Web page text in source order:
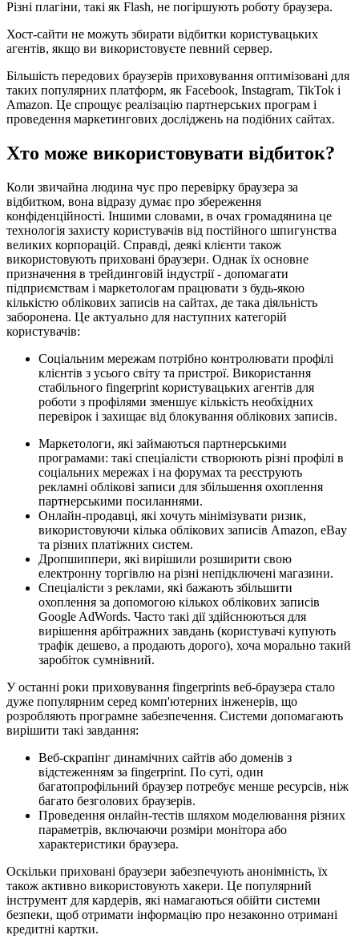
Різні плагіни, такі як Flash, не погіршують роботу браузера.
Хост-сайти не можуть збирати відбитки користувацьких
агентів, якщо ви використовуєте певний сервер.
Більшість передових браузерів приховування оптимізовані для
таких популярних платформ, як Facebook, Instagram, TikTok і
Amazon. Це спрощує реалізацію партнерських програм і
проведення маркетингових досліджень на подібних сайтах.
Хто може використовувати відбиток?
Коли звичайна людина чує про перевірку браузера за
відбитком, вона відразу думає про збереження
конфіденційності. Іншими словами, в очах громадянина це
технологія захисту користувачів від постійного шпигунства
великих корпорацій. Справді, деякі клієнти також
використовують приховані браузери. Однак їх основне
призначення в трейдинговій індустрії - допомагати
підприємствам і маркетологам працювати з будь-якою
кількістю облікових записів на сайтах, де така діяльність
заборонена. Це актуально для наступних категорій
користувачів:
Соціальним мережам потрібно контролювати профілі
клієнтів з усього світу та пристрої. Використання
стабільного fingerprint користувацьких агентів для
роботи з профілями зменшує кількість необхідних
перевірок і захищає від блокування облікових записів.
Маркетологи, які займаються партнерськими
програмами: такі спеціалісти створюють різні профілі в
соціальних мережах і на форумах та реєструють
рекламні облікові записи для збільшення охоплення
партнерськими посиланнями.
Онлайн-продавці, які хочуть мінімізувати ризик,
використовуючи кілька облікових записів Amazon, eBay
та різних платіжних систем.
Дропшиппери, які вирішили розширити свою
електронну торгівлю на різні непідключені магазини.
Спеціалісти з реклами, які бажають збільшити
охоплення за допомогою кількох облікових записів
Google AdWords. Часто такі дії здійснюються для
вирішення арбітражних завдань (користувачі купують
трафік дешево, а продають дорого), хоча морально такий
заробіток сумнівний.
У останні роки приховування fingerprints веб-браузера стало
дуже популярним серед комп'ютерних інженерів, що
розробляють програмне забезпечення. Системи допомагають
вирішити такі завдання:
Веб-скрапінг динамічних сайтів або доменів з
відстеженням за fingerprint. По суті, один
багатопрофільний браузер потребує менше ресурсів, ніж
багато безголових браузерів.
Проведення онлайн-тестів шляхом моделювання різних
параметрів, включаючи розміри монітора або
характеристики браузера.
Оскільки приховані браузери забезпечують анонімність, їх
також активно використовують хакери. Це популярний
інструмент для кардерів, які намагаються обійти системи
безпеки, щоб отримати інформацію про незаконно отримані
кредитні картки.